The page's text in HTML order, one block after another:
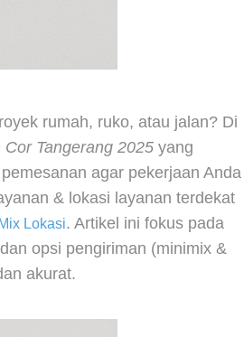
rumah, ruko, atau jalan? Di
Tangerang 2025 yang
agar pekerjaan Anda
& lokasi layanan terdekat
Lokasi. Artikel ini fokus pada
opsi pengiriman (minimix &
akurat.